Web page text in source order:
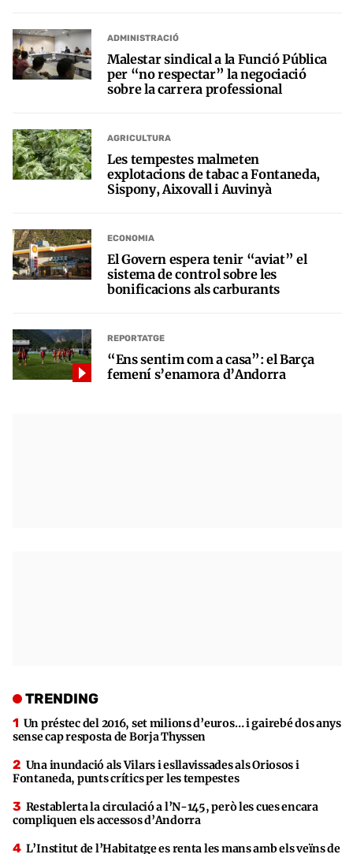
ADMINISTRACIÓ
Malestar sindical a la Funció Pública
per “no respectar” la negociació
sobre la carrera professional
AGRICULTURA
Les tempestes malmeten
explotacions de tabac a Fontaneda,
Sispony, Aixovall i Auvinyà
ECONOMIA
El Govern espera tenir “aviat” el
sistema de control sobre les
bonificacions als carburants
REPORTATGE
“Ens sentim com a casa”: el Barça
femení s’enamora d’Andorra
TRENDING
Un préstec del 2016, set milions d’euros… i gairebé dos anys
sense cap resposta de Borja Thyssen
Una inundació als Vilars i esllavissades als Oriosos i
Fontaneda, punts crítics per les tempestes
Restablerta la circulació a l’N-145, però les cues encara
compliquen els accessos d’Andorra
L’Institut de l’Habitatge es renta les mans amb els veïns de